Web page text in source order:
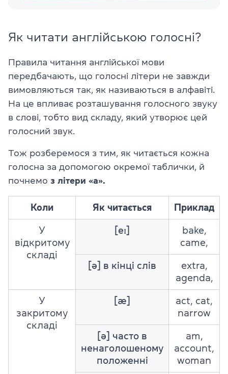
Як читати англійською голосні?
Правила читання англійської мови
передбачають, що голосні літери не завжди
вимовляються так, як називаються в алфавіті.
На це впливає розташування голосного звуку
в слові, тобто вид складу, який утворює цей
голосний звук.
Тож розберемося з тим, як читається кожна
голосна за допомогою окремої таблички, й
почнемо з літери «a».
Коли Як читається Приклад
У
відкритому
складі
[eɪ]
bake,
came,
[ə] в кінці слів
extra,
agenda,
У
закритому
складі
[æ]
act, cat,
narrow
[ə] часто в
ненаголошеному
положенні
am,
account,
woman